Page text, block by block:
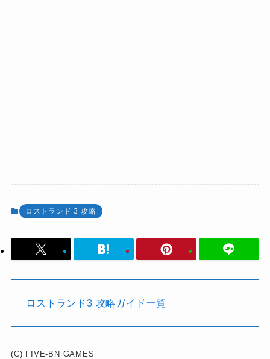
ロストランド 3 攻略
ロストランド3 攻略ガイド一覧
(C) FIVE-BN GAMES